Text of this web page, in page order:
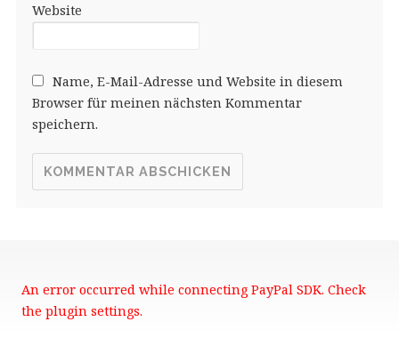
Website
Name, E-Mail-Adresse und Website in diesem
Browser für meinen nächsten Kommentar
speichern.
An error occurred while connecting PayPal SDK. Check
the plugin settings.